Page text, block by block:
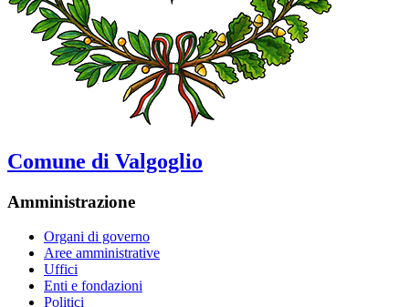
Comune di Valgoglio
Amministrazione
Organi di governo
Aree amministrative
Uffici
Enti e fondazioni
Politici